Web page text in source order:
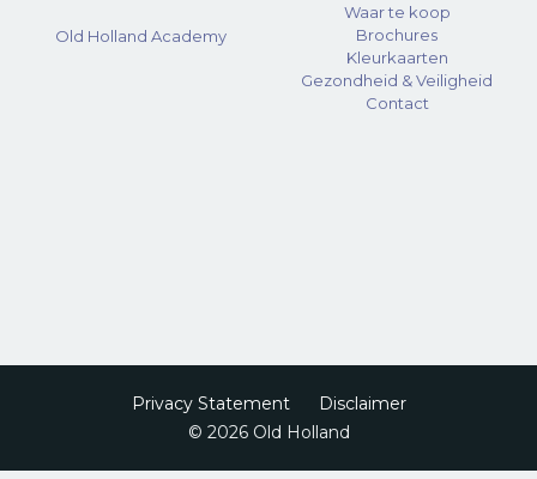
Old Holland Academy
Waar te koop
Brochures
Kleurkaarten
Gezondheid & Veiligheid
Contact
Privacy Statement
Disclaimer
© 2026 Old Holland